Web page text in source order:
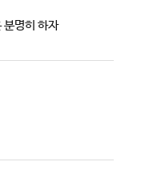
분명히 하자